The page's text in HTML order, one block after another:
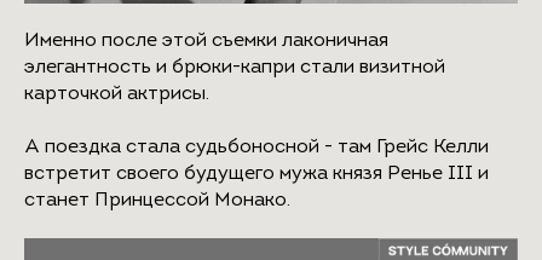
Именно после этой съемки лаконичная
элегантность и брюки-капри стали визитной
карточкой актрисы.
А поездка стала судьбоносной - там Грейс Келли
встретит своего будущего мужа князя Ренье III и
станет Принцессой Монако.